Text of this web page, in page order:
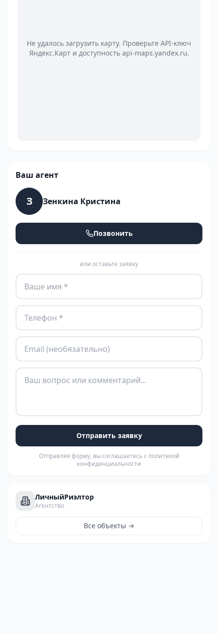
Не удалось загрузить карту. Проверьте API-ключ
Яндекс.Карт и доступность api-maps.yandex.ru.
Ваш агент
З Зенкина Кристина
Позвонить
или оставьте заявку
Отправить заявку
Отправляя форму, вы соглашаетесь с политикой
конфиденциальности
ЛичныйРиэлтор
Агентство
Все объекты →